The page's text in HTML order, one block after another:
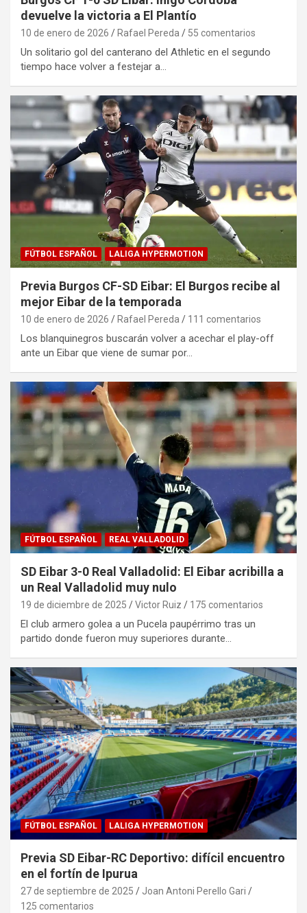
devuelve la victoria a El Plantío
10 de enero de 2026 Rafael Pereda 55 comentarios
Un solitario gol del canterano del Athletic en el segundo
tiempo hace volver a festejar a…
FÚTBOL ESPAÑOL LALIGA HYPERMOTION
Previa Burgos CF-SD Eibar: El Burgos recibe al
mejor Eibar de la temporada
10 de enero de 2026 Rafael Pereda 111 comentarios
Los blanquinegros buscarán volver a acechar el play-off
ante un Eibar que viene de sumar por…
FÚTBOL ESPAÑOL REAL VALLADOLID
SD Eibar 3-0 Real Valladolid: El Eibar acribilla a
un Real Valladolid muy nulo
19 de diciembre de 2025 Victor Ruiz 175 comentarios
El club armero golea a un Pucela paupérrimo tras un
partido donde fueron muy superiores durante…
FÚTBOL ESPAÑOL LALIGA HYPERMOTION
Previa SD Eibar-RC Deportivo: difícil encuentro
en el fortín de Ipurua
27 de septiembre de 2025
Joan Antoni Perello Gari
125 comentarios